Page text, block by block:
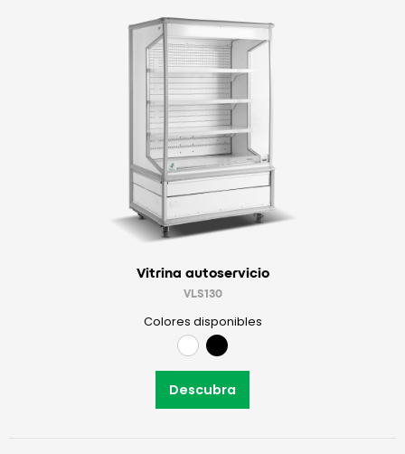
Vitrina autoservicio
VLS130
Colores disponibles
Descubra